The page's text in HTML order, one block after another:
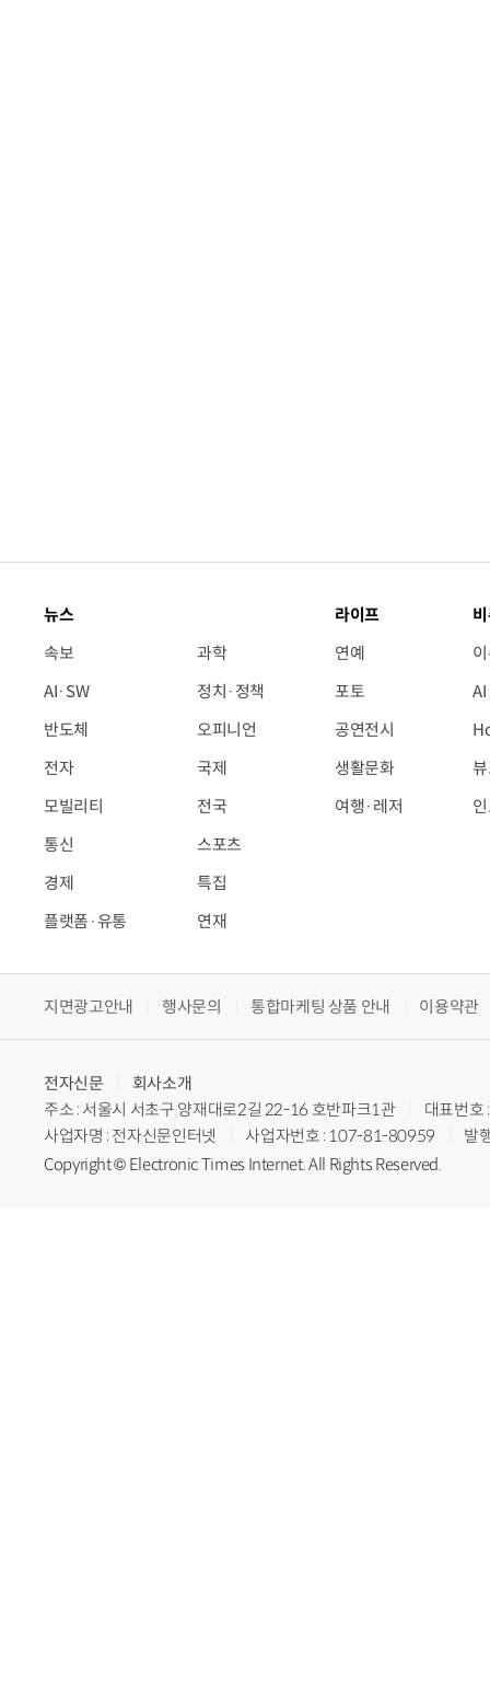
뉴스
속보
AI·SW
반도체
전자
모빌리티
통신
경제
플랫폼·유통
과학
정치·정책
오피니언
국제
전국
스포츠
특집
연재
라이프
연예
포토
공연전시
생활문화
여행·레저
지면광고안내 행사문의 통합마케팅 상품 안내 이용약관
전자신문
회사소개
주소 : 서울시 서초구 양재대로2길 22-16 호반파크1관
대표번
사업자명 : 전자신문인터넷
사업자번호 : 107-81-80959
발
Copyright © Electronic Times Internet. All Rights Reserved.